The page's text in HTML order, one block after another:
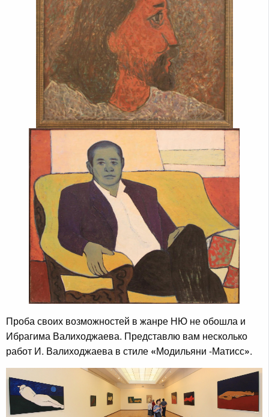
Проба своих возможностей в жанре НЮ не обошла и
Ибрагима Валиходжаева. Представлю вам несколько
работ И. Валиходжаева в стиле «Модильяни -Матисс».